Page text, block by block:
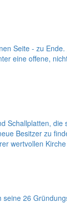
Seite - zu
eine offene,
Besitzer zu
wertvollen
26